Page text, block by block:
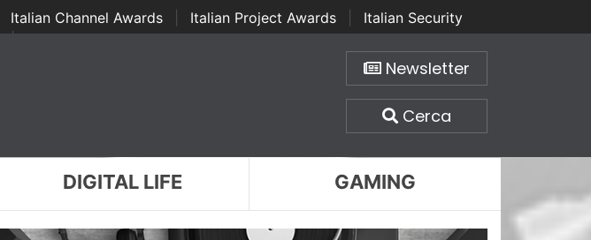
Italian Channel Awards Italian Project Awards
Italian Security
| ...
Newsletter
Cerca
DIGITAL LIFE GAMING